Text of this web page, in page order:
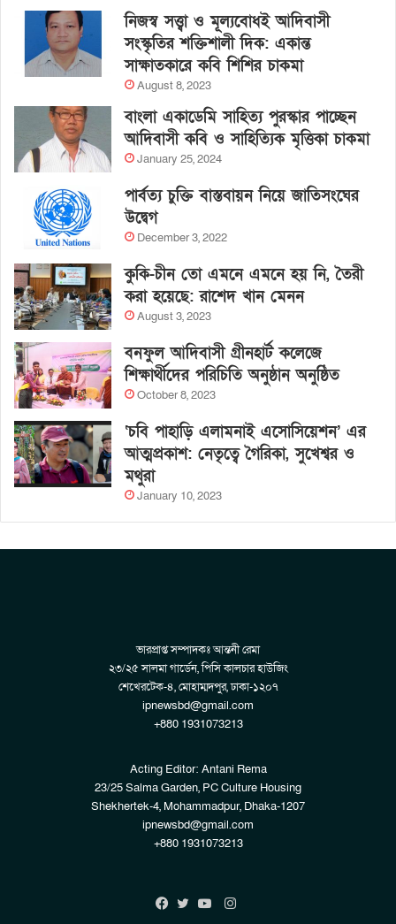
নিজস্ব সত্ত্বা ও মূল্যবোধই আদিবাসী
সংস্কৃতির শক্তিশালী দিক: একান্ত
সাক্ষাতকারে কবি শিশির চাকমা
August 8, 2023
বাংলা একাডেমি সাহিত্য পুরস্কার পাচ্ছেন
আদিবাসী কবি ও সাহিত্যিক মৃত্তিকা চাকমা
January 25, 2024
পার্বত্য চুক্তি বাস্তবায়ন নিয়ে জাতিসংঘের
উদ্বেগ
December 3, 2022
কুকি-চীন তো এমনে এমনে হয় নি, তৈরী
করা হয়েছে: রাশেদ খান মেনন
August 3, 2023
বনফুল আদিবাসী গ্রীনহার্ট কলেজে
শিক্ষার্থীদের পরিচিতি অনুষ্ঠান অনুষ্ঠিত
October 8, 2023
‘চবি পাহাড়ি এলামনাই এসোসিয়েশন’ এর
আত্মপ্রকাশ: নেতৃত্বে গৈরিকা, সুখেশ্বর ও
মথুরা
January 10, 2023
ভারপ্রাপ্ত সম্পাদকঃ আন্তনী রেমা
২৩/২৫ সালমা গার্ডেন, পিসি কালচার হাউজিং
শেখেরটেক-৪, মোহাম্মদপুর, ঢাকা-১২০৭
ipnewsbd@gmail.com
+880 1931073213
Acting Editor: Antani Rema
23/25 Salma Garden, PC Culture Housing
Shekhertek-4, Mohammadpur, Dhaka-1207
ipnewsbd@gmail.com
+880 1931073213
Instagram